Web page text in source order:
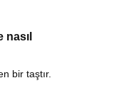
nasıl
bir taştır.